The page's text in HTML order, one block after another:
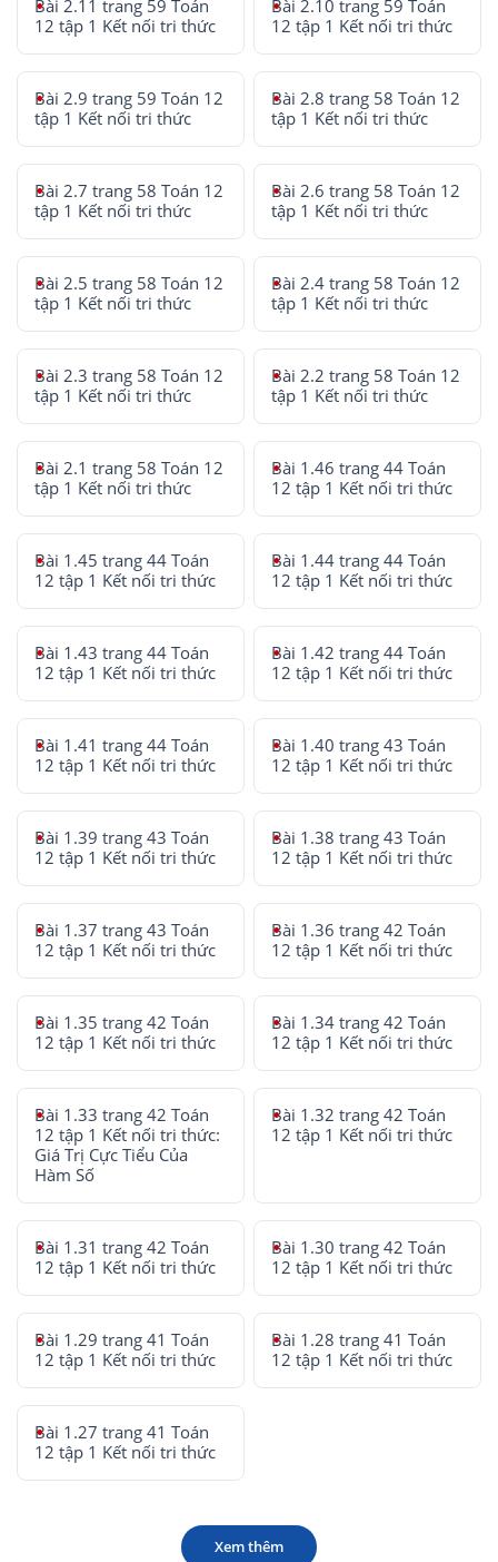
Bài 2.11 trang 59 Toán
12 tập 1 Kết nối tri thức
Bài 2.10 trang 59 Toán
12 tập 1 Kết nối tri thức
Bài 2.9 trang 59 Toán 12
tập 1 Kết nối tri thức
Bài 2.8 trang 58 Toán 12
tập 1 Kết nối tri thức
Bài 2.7 trang 58 Toán 12
tập 1 Kết nối tri thức
Bài 2.6 trang 58 Toán 12
tập 1 Kết nối tri thức
Bài 2.5 trang 58 Toán 12
tập 1 Kết nối tri thức
Bài 2.4 trang 58 Toán 12
tập 1 Kết nối tri thức
Bài 2.3 trang 58 Toán 12
tập 1 Kết nối tri thức
Bài 2.2 trang 58 Toán 12
tập 1 Kết nối tri thức
Bài 2.1 trang 58 Toán 12
tập 1 Kết nối tri thức
Bài 1.46 trang 44 Toán
12 tập 1 Kết nối tri thức
Bài 1.45 trang 44 Toán
12 tập 1 Kết nối tri thức
Bài 1.44 trang 44 Toán
12 tập 1 Kết nối tri thức
Bài 1.43 trang 44 Toán
12 tập 1 Kết nối tri thức
Bài 1.42 trang 44 Toán
12 tập 1 Kết nối tri thức
Bài 1.41 trang 44 Toán
12 tập 1 Kết nối tri thức
Bài 1.40 trang 43 Toán
12 tập 1 Kết nối tri thức
Bài 1.39 trang 43 Toán
12 tập 1 Kết nối tri thức
Bài 1.38 trang 43 Toán
12 tập 1 Kết nối tri thức
Bài 1.37 trang 43 Toán
12 tập 1 Kết nối tri thức
Bài 1.36 trang 42 Toán
12 tập 1 Kết nối tri thức
Bài 1.35 trang 42 Toán
12 tập 1 Kết nối tri thức
Bài 1.34 trang 42 Toán
12 tập 1 Kết nối tri thức
Bài 1.33 trang 42 Toán
12 tập 1 Kết nối tri thức:
Giá Trị Cực Tiểu Của
Hàm Số
Bài 1.32 trang 42 Toán
12 tập 1 Kết nối tri thức
Bài 1.31 trang 42 Toán
12 tập 1 Kết nối tri thức
Bài 1.30 trang 42 Toán
12 tập 1 Kết nối tri thức
Bài 1.29 trang 41 Toán
12 tập 1 Kết nối tri thức
Bài 1.28 trang 41 Toán
12 tập 1 Kết nối tri thức
Bài 1.27 trang 41 Toán
12 tập 1 Kết nối tri thức
Xem thêm